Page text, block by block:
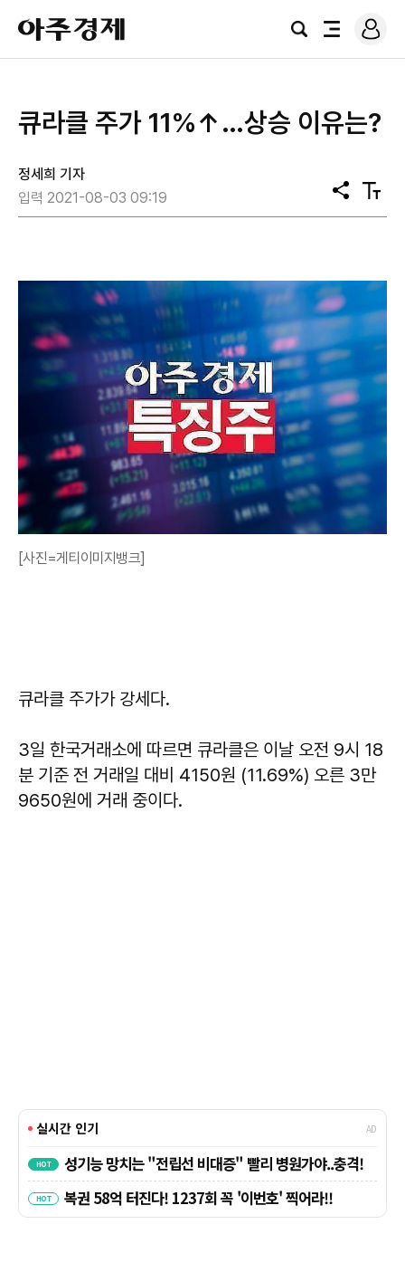
아
주
경
검
전
로
그
큐라클 주가 11%↑…상승 이유는?
정세희 기자
입력 2021-08-03 09:19
공
유
텍
스
[사진=게티이미지뱅크]
큐라클 주가가 강세다.
3일 한국거래소에 따르면 큐라클은 이날 오전 9시 18
분 기준 전 거래일 대비 4150원 (11.69%) 오른 3만
9650원에 거래 중이다.